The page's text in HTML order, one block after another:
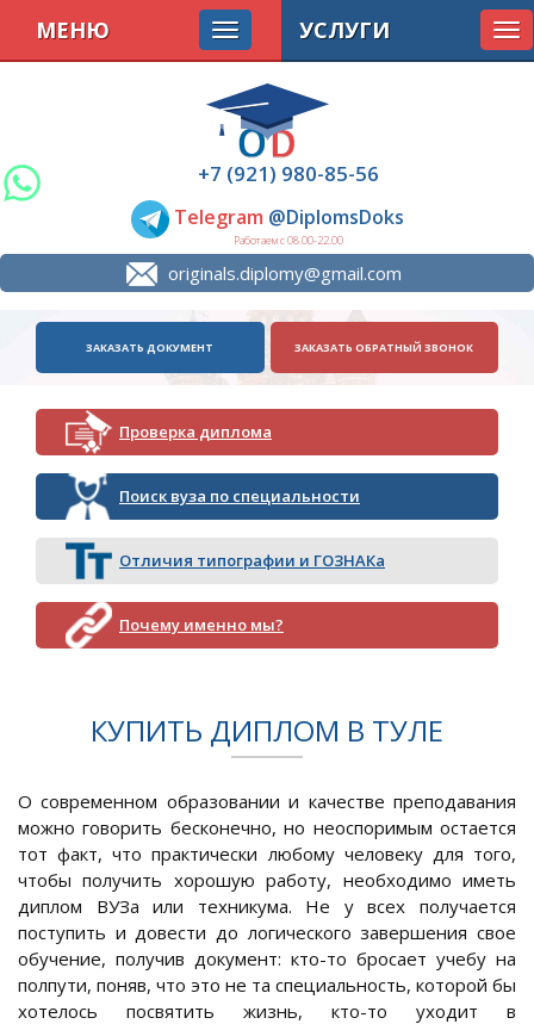
+7 (921) 980-85-56
Telegram @DiplomsDoks
Работаем с 08.00-22.00
originals.diplomy@gmail.com
МЕНЮ
ЗАКАЗАТЬ ДОКУМЕНТ ЗАКАЗАТЬ ОБРАТНЫЙ ЗВОНОК
Проверка диплома
Поиск вуза по специальности
Отличия типографии и ГОЗНАКа
Почему именно мы?
УСЛУГИ
КУПИТЬ ДИПЛОМ В ТУЛЕ
О современном образовании и качестве преподавания
можно говорить бесконечно, но неоспоримым остается
тот факт, что практически любому человеку для того,
чтобы получить хорошую работу, необходимо иметь
диплом ВУЗа или техникума. Не у всех получается
поступить и довести до логического завершения свое
обучение, получив документ: кто-то бросает учебу на
полпути, поняв, что это не та специальность, которой бы
хотелось посвятить жизнь, кто-то уходит в